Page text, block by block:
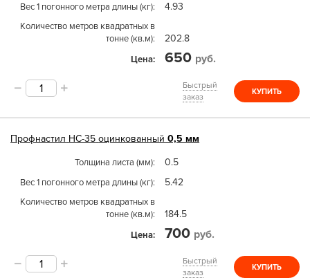
Вес 1 погонного метра длины (кг) 4.93
Количество метров квадратных в
тонне (кв.м)
202.8
Цена 650 руб.
Быстрый
заказ
КУПИТЬ
Профнастил НС-35 оцинкованный 0,5 мм
Толщина листа (мм) 0.5
Вес 1 погонного метра длины (кг) 5.42
Количество метров квадратных в
тонне (кв.м)
184.5
Цена 700 руб.
Быстрый
заказ
КУПИТЬ